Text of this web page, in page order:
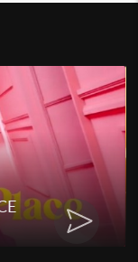
RAP IVOIRE
- DOS
CHAT